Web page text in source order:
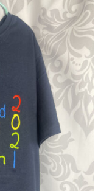
DETAILS